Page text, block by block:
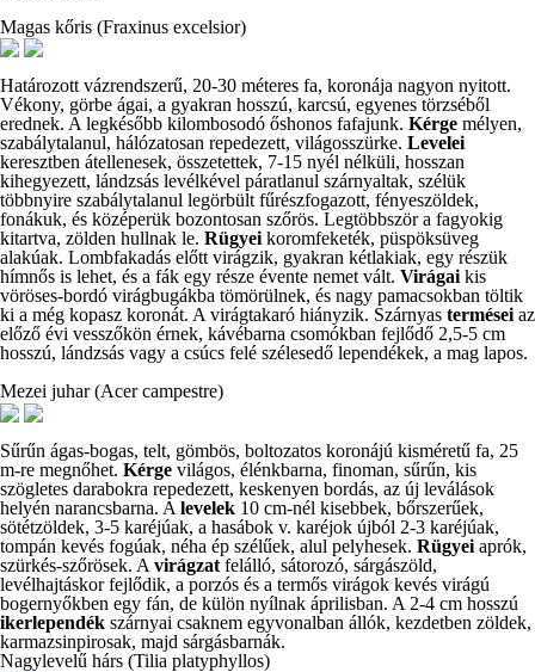
Magas kőris (Fraxinus excelsior)
Határozott vázrendszerű, 20-30 méteres fa, koronája nagyon nyitott.
Vékony, görbe ágai, a gyakran hosszú, karcsú, egyenes törzséből
erednek. A legkésőbb kilombosodó őshonos fafajunk. Kérge mélyen,
szabálytalanul, hálózatosan repedezett, világosszürke. Levelei
keresztben átellenesek, összetettek, 7-15 nyél nélküli, hosszan
kihegyezett, lándzsás levélkével páratlanul szárnyaltak, szélük
többnyire szabálytalanul legörbült fűrészfogazott, fényeszöldek,
fonákuk, és középerük bozontosan szőrös. Legtöbbször a fagyokig
kitartva, zölden hullnak le. Rügyei koromfeketék, püspöksüveg
alakúak. Lombfakadás előtt virágzik, gyakran kétlakiak, egy részük
hímnős is lehet, és a fák egy része évente nemet vált. Virágai kis
vöröses-bordó virágbugákba tömörülnek, és nagy pamacsokban töltik
ki a még kopasz koronát. A virágtakaró hiányzik. Szárnyas termései az
előző évi vesszőkön érnek, kávébarna csomókban fejlődő 2,5-5 cm
hosszú, lándzsás vagy a csúcs felé szélesedő lependékek, a mag lapos.
Mezei juhar (Acer campestre)
Sűrűn ágas-bogas, telt, gömbös, boltozatos koronájú kisméretű fa, 25
m-re megnőhet. Kérge világos, élénkbarna, finoman, sűrűn, kis
szögletes darabokra repedezett, keskenyen bordás, az új leválások
helyén narancsbarna. A levelek 10 cm-nél kisebbek, bőrszerűek,
sötétzöldek, 3-5 karéjúak, a hasábok v. karéjok újból 2-3 karéjúak,
tompán kevés fogúak, néha ép szélűek, alul pelyhesek. Rügyei aprók,
szürkés-szőrösek. A virágzat felálló, sátorozó, sárgászöld,
levélhajtáskor fejlődik, a porzós és a termős virágok kevés virágú
bogernyőkben egy fán, de külön nyílnak áprilisban. A 2-4 cm hosszú
ikerlependék szárnyai csaknem egyvonalban állók, kezdetben zöldek,
karmazsinpirosak, majd sárgásbarnák.
Nagylevelű hárs (Tilia platyphyllos)